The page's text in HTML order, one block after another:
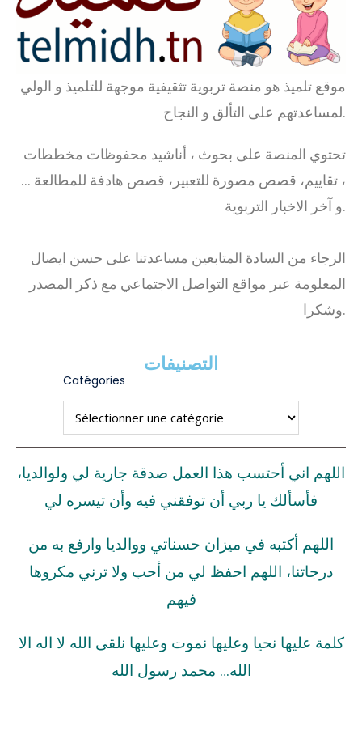
موقع تلميذ هو منصة تربوية تثقيفية موجهة للتلميذ و الولي
لمساعدتهم على التألق و النجاح.
تحتوي المنصة على بحوث ، أناشيد محفوظات مخططات
، تقاييم، قصص مصورة للتعبير، قصص هادفة للمطالعة …
و آخر الاخبار التربوية.
الرجاء من السادة المتابعين مساعدتنا على حسن ايصال
المعلومة عبر مواقع التواصل الاجتماعي مع ذكر المصدر
وشكرا.
التصنيفات
Catégories
اللهم اني أحتسب هذا العمل صدقة جارية لي ولوالديا،
فأسألك يا ربي أن توفقني فيه وأن تيسره لي
اللهم أكتبه في ميزان حسناتي ووالديا وارفع به من
درجاتنا، اللهم احفظ لي من أحب ولا ترني مكروها
فيهم
كلمة عليها نحيا وعليها نموت وعليها نلقى الله لا اله الا
الله… محمد رسول الله